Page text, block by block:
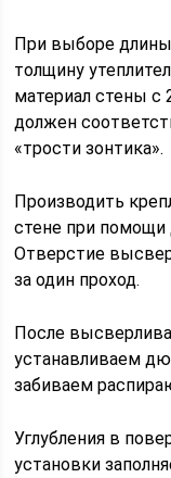
При выборе длины
толщину
материал стены с
должен
«трости зонтика».
Производить
стене при помощи
Отверстие
за один проход.
После
устанавливаем
забиваем
Углубления в
установки